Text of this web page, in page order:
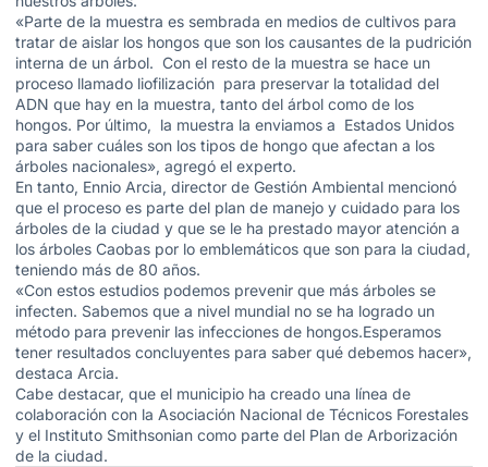
«Parte de la muestra es sembrada en medios de cultivos para
tratar de aislar los hongos que son los causantes de la pudrición
interna de un árbol. Con el resto de la muestra se hace un
proceso llamado liofilización para preservar la totalidad del
ADN que hay en la muestra, tanto del árbol como de los
hongos. Por último, la muestra la enviamos a Estados Unidos
para saber cuáles son los tipos de hongo que afectan a los
árboles nacionales», agregó el experto.
En tanto, Ennio Arcia, director de Gestión Ambiental mencionó
que el proceso es parte del plan de manejo y cuidado para los
árboles de la ciudad y que se le ha prestado mayor atención a
los árboles Caobas por lo emblemáticos que son para la ciudad,
teniendo más de 80 años.
«Con estos estudios podemos prevenir que más árboles se
infecten. Sabemos que a nivel mundial no se ha logrado un
método para prevenir las infecciones de hongos.Esperamos
tener resultados concluyentes para saber qué debemos hacer»,
destaca Arcia.
Cabe destacar, que el municipio ha creado una línea de
colaboración con la Asociación Nacional de Técnicos Forestales
y el Instituto Smithsonian como parte del Plan de Arborización
de la ciudad.